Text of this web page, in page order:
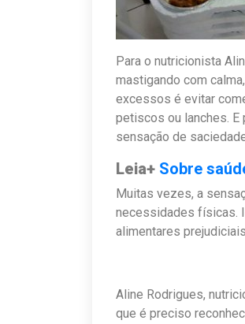
Para o nutricionista
mastigando com
excessos é evitar
petiscos ou lanches. E
sensação de
Leia+ Sobre
Muitas vezes, a
necessidades físicas.
alimentares
Aline Rodrigues,
que é preciso